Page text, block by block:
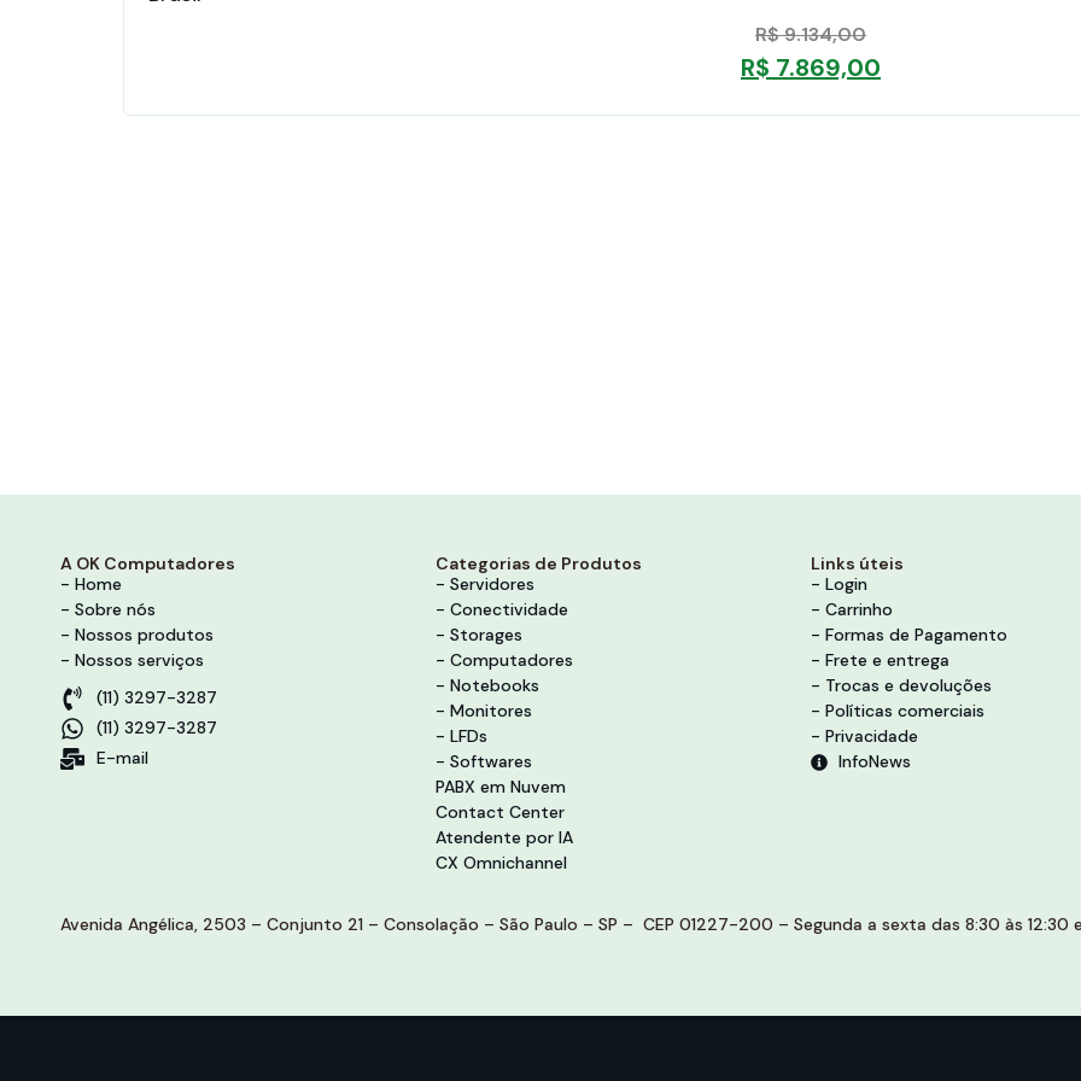
R$9.134,00
R$ 7.869,00
A OK Computadores
- Home
- Sobre nós
- Nossos produtos
- Nossos serviços
(11) 3297-3287
(11) 3297-3287
E-mail
Categorias de Produtos
- Servidores
- Conectividade
- Storages
- Computadores
- Notebooks
- Monitores
- LFDs
- Softwares
PABX em Nuvem
Contact Center
Atendente por IA
CX Omnichannel
Links úteis
- Login
- Carrinho
- Formas de Pagamento
- Frete e entrega
- Trocas e devoluções
- Políticas comerciais
- Privacidade
InfoNews
Avenida Angélica, 2503 – Conjunto 21 – Consolação – São Paulo – SP – CEP 01227-200 – Segunda a sexta das 8:30 às 12:30